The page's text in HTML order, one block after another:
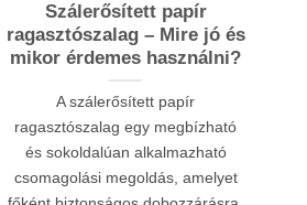
Szálerősített papír
ragasztószalag – Mire jó és
mikor érdemes használni?
A szálerősített papír
ragasztószalag egy megbízható
és sokoldalúan alkalmazható
csomagolási megoldás, amelyet